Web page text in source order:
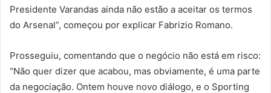
Presidente Varandas ainda não estão a aceitar os termos
do Arsenal”, começou por explicar Fabrizio Romano.
Prosseguiu, comentando que o negócio não está em risco:
“Não quer dizer que acabou, mas obviamente, é uma parte
da negociação. Ontem houve novo diálogo, e o Sporting